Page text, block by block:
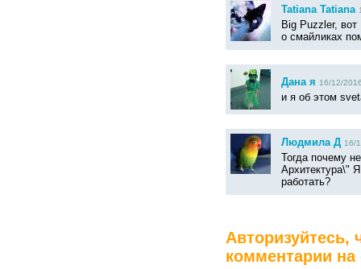
Tatiana Tatiana
Big Puzzler,
о смайликах
Дана я 16/12/
и я об этом
Людмила Д 16/
Тогда почему
Архитектура\"
работать?
Авторизуйтесь,
комментарии на